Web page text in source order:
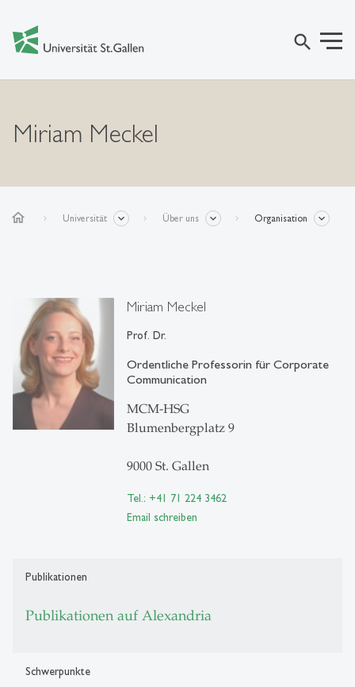
search
Miriam Meckel
home Universität Über uns Organisation
Miriam Meckel
Prof. Dr.
Ordentliche Professorin für Corporate
Communication
MCM-HSG
Blumenbergplatz 9
9000 St. Gallen
Tel.: +41 71 224 3462
Email schreiben
Publikationen
Publikationen auf Alexandria
Schwerpunkte